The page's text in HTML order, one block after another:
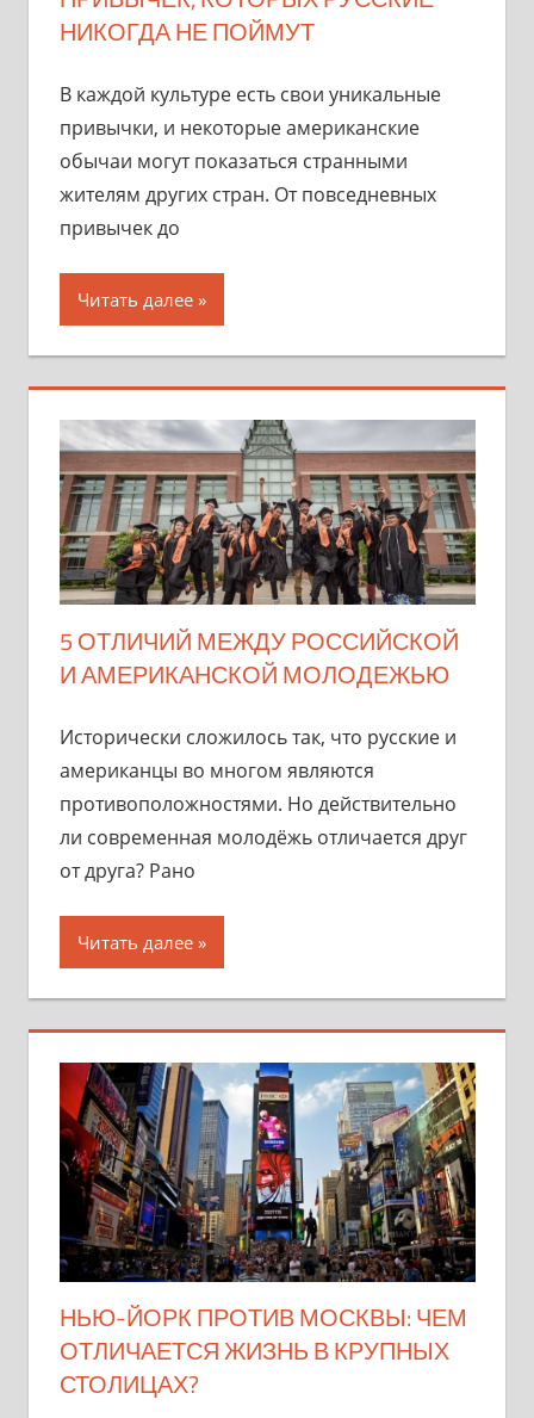
НИКОГДА НЕ ПОЙМУТ
В каждой культуре есть свои уникальные
привычки, и некоторые американские
обычаи могут показаться странными
жителям других стран. От повседневных
привычек до
Читать далее
5 ОТЛИЧИЙ МЕЖДУ РОССИЙСКОЙ
И АМЕРИКАНСКОЙ МОЛОДЕЖЬЮ
Исторически сложилось так, что русские и
американцы во многом являются
противоположностями. Но действительно
ли современная молодёжь отличается друг
от друга? Рано
Читать далее
НЬЮ-ЙОРК ПРОТИВ МОСКВЫ: ЧЕМ
ОТЛИЧАЕТСЯ ЖИЗНЬ В КРУПНЫХ
СТОЛИЦАХ?